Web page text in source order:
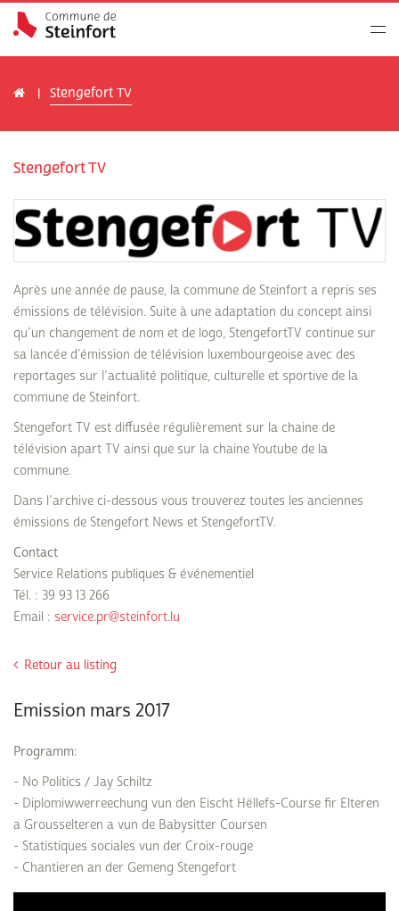
Stengefort TV
Stengefort TV
Après une année de pause, la commune de Steinfort a repris ses
émissions de télévision. Suite à une adaptation du concept ainsi
qu’un changement de nom et de logo, StengefortTV continue sur
sa lancée d’émission de télévision luxembourgeoise avec des
reportages sur l’actualité politique, culturelle et sportive de la
commune de Steinfort.
Stengefort TV est diffusée régulièrement sur la chaine de
télévision apart TV ainsi que sur la chaine Youtube de la
commune.
Dans l’archive ci-dessous vous trouverez toutes les anciennes
émissions de Stengefort News et StengefortTV.
Contact
Service Relations publiques & événementiel
Tél. : 39 93 13 266
Email : service.pr@steinfort.lu
Retour au listing
Emission mars 2017
Programm:
- No Politics / Jay Schiltz
- Diplomiwwerreechung vun den Eischt Hëllefs-Course fir Elteren
a Grousselteren a vun de Babysitter Coursen
- Statistiques sociales vun der Croix-rouge
- Chantieren an der Gemeng Stengefort